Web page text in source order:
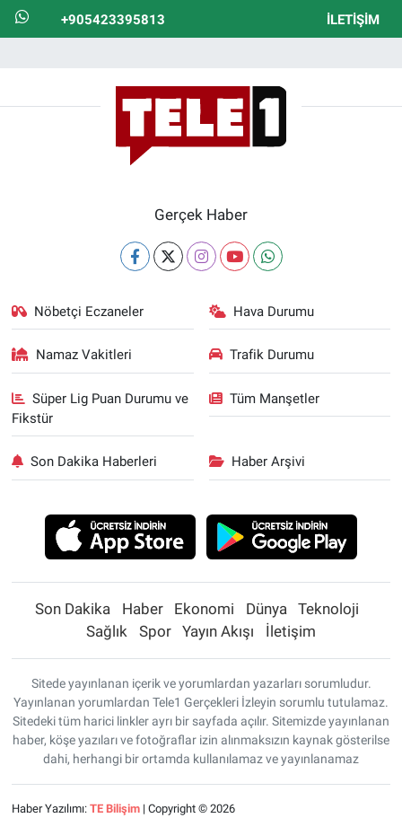
+905423395813 İLETIŞIM
Gerçek Haber
Nöbetçi Eczaneler Hava Durumu
Namaz Vakitleri Trafik Durumu
Süper Lig Puan Durumu ve
Fikstür
Tüm Manşetler
Son Dakika Haberleri Haber Arşivi
Son Dakika Haber Ekonomi Dünya
Teknoloji
Sağlık
Spor Yayın Akışı İletişim
Sitede yayınlanan içerik ve yorumlardan yazarları sorumludur.
Yayınlanan yorumlardan Tele1 Gerçekleri İzleyin sorumlu tutulamaz.
Sitedeki tüm harici linkler ayrı bir sayfada açılır. Sitemizde yayınlanan
haber, köşe yazıları ve fotoğraflar izin alınmaksızın kaynak gösterilse
dahi, herhangi bir ortamda kullanılamaz ve yayınlanamaz
Haber Yazılımı: TE Bilişim| Copyright © 2026